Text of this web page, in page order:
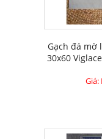
Gạch đá mờ
30x60
Giá: